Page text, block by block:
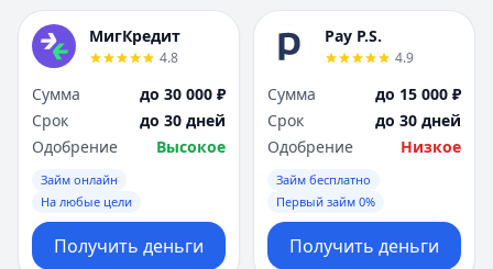
МигКредит
4.8
Сумма
до 30 000 ₽
Срок
до 30 дней
Одобрение
Высокое
Займ онлайн
На любые цели
Получить деньги
Pay P.S.
4.9
Сумма
до 15 000 ₽
Срок
до 30 дней
Одобрение
Низкое
Займ бесплатно
Первый займ 0%
Получить деньги